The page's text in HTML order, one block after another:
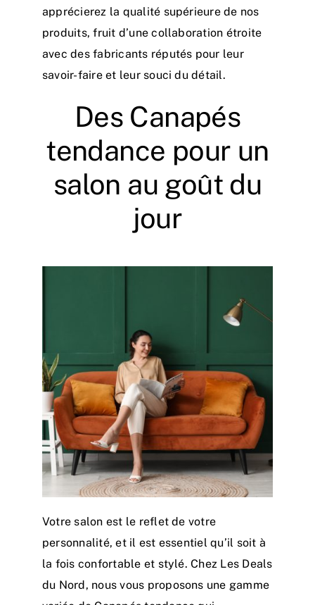
apprécierez la qualité supérieure de nos
produits, fruit d’une collaboration étroite
avec des fabricants réputés pour leur
savoir-faire et leur souci du détail.
Des Canapés
tendance pour un
salon au goût du
jour
Votre salon est le reflet de votre
personnalité, et il est essentiel qu’il soit à
la fois confortable et stylé. Chez Les Deals
du Nord, nous vous proposons une gamme